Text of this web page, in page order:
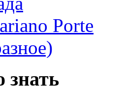
Porte
знать